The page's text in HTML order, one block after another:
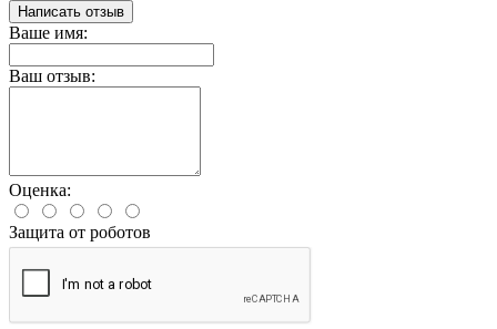
Написать отзыв
Ваше имя:
Ваш отзыв:
Оценка:
Защита от роботов